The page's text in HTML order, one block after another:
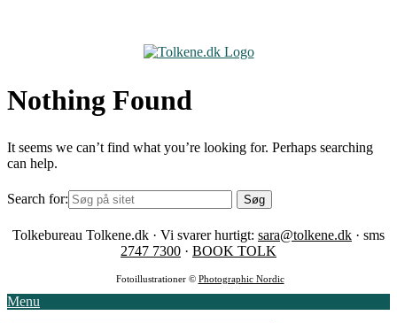
Nothing Found
It seems we can’t find what you’re looking for. Perhaps searching
can help.
Search for:
Tolkebureau Tolkene.dk · Vi svarer hurtigt: sara@tolkene.dk · sms
2747 7300 · BOOK TOLK
Fotoillustrationer © Photographic Nordic
Menu